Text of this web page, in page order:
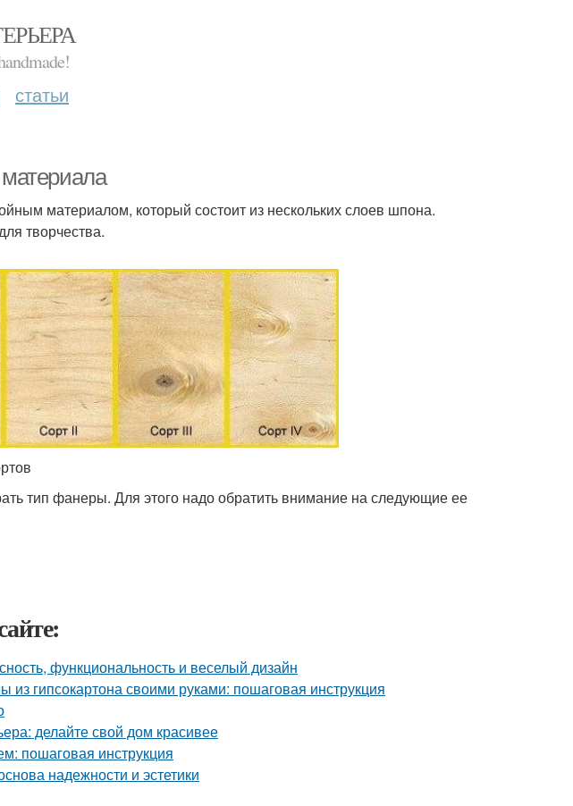
статьи
материалом, который состоит из нескольких слоев шпона.
творчества.
тип фанеры. Для этого надо обратить внимание на следующие ее
функциональность и веселый дизайн
из гипсокартона своими руками: пошаговая инструкция
делайте свой дом красивее
пошаговая инструкция
надежности и эстетики